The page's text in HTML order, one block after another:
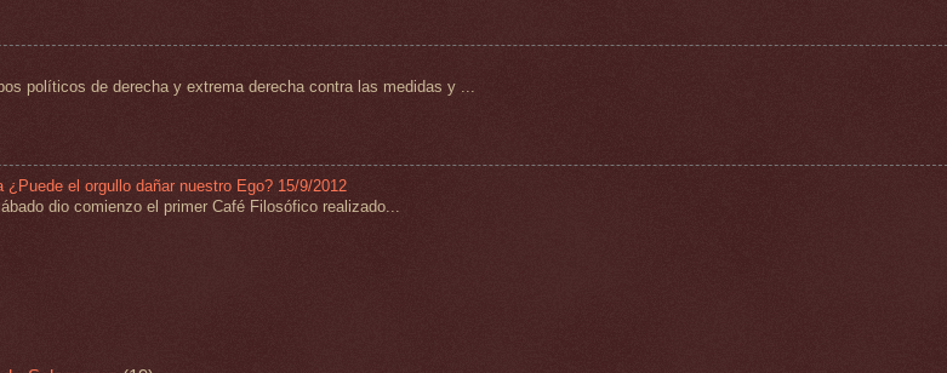
políticos de derecha y extrema derecha contra las medidas y ...
el orgullo dañar nuestro Ego? 15/9/2012
dio comienzo el primer Café Filosófico realizado...